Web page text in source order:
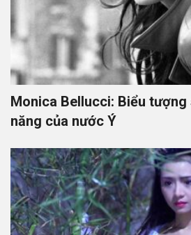
Monica Bellucci: Biểu
năng của nước Ý